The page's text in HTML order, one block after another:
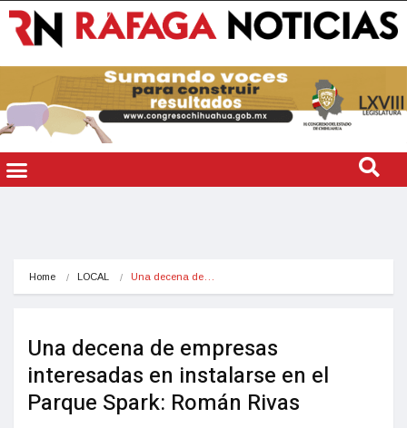
Home LOCAL Una decena de…
Una decena de empresas
interesadas en instalarse en el
Parque Spark: Román Rivas